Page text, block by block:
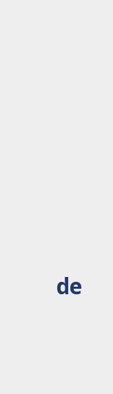
de